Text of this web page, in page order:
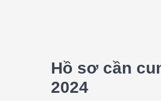
Hồ sơ cần
2024